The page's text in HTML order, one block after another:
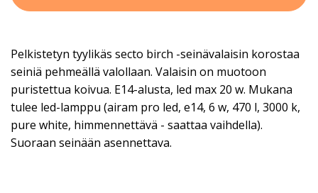
Pelkistetyn tyylikäs secto birch -seinävalaisin korostaa
seiniä pehmeällä valollaan. Valaisin on muotoon
puristettua koivua. E14-alusta, led max 20 w. Mukana
tulee led-lamppu (airam pro led, e14, 6 w, 470 l, 3000 k,
pure white, himmennettävä - saattaa vaihdella).
Suoraan seinään asennettava.